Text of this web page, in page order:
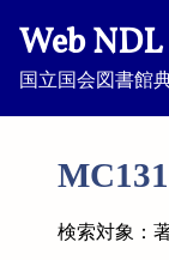
Web
国立国会図書館
検索対象：